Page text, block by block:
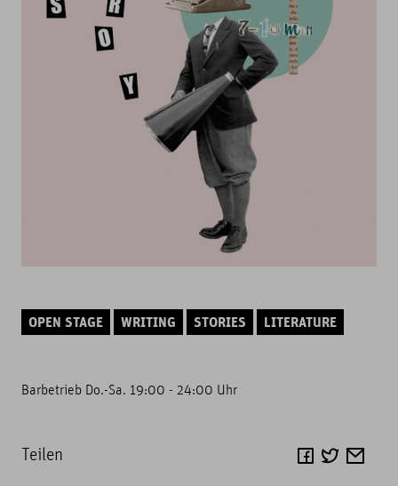
OPEN STAGE WRITING STORIES LITERATURE
Barbetrieb Do.-Sa. 19:00 - 24:00 Uhr
Teilen